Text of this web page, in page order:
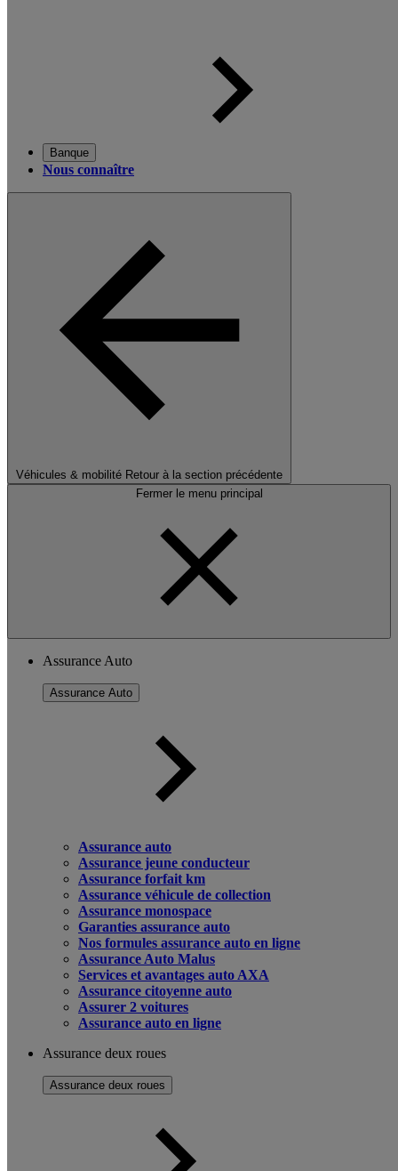
Banque
Nous connaître
Véhicules & mobilité Retour à la section précédente
Fermer le menu principal
Assurance Auto
Assurance Auto
Assurance auto
Assurance jeune conducteur
Assurance forfait km
Assurance véhicule de collection
Assurance monospace
Garanties assurance auto
Nos formules assurance auto en ligne
Assurance Auto Malus
Services et avantages auto AXA
Assurance citoyenne auto
Assurer 2 voitures
Assurance auto en ligne
Assurance deux roues
Assurance deux roues